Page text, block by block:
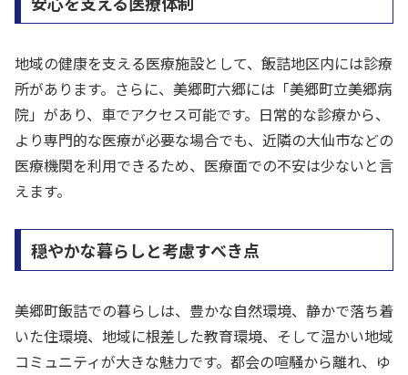
地域の健康を支える医療施設として、飯詰地区内には診療
所があります。さらに、美郷町六郷には「美郷町立美郷病
院」があり、車でアクセス可能です。日常的な診療から、
より専門的な医療が必要な場合でも、近隣の大仙市などの
医療機関を利用できるため、医療面での不安は少ないと言
えます。
穏やかな暮らしと考慮すべき点
美郷町飯詰での暮らしは、豊かな自然環境、静かで落ち着
いた住環境、地域に根差した教育環境、そして温かい地域
コミュニティが大きな魅力です。都会の喧騒から離れ、ゆ